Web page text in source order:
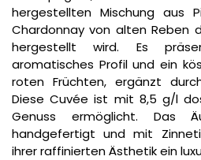
hergestellten Mischung aus
Chardonnay von alten Reben
hergestellt wird. Es
aromatisches Profil und ein
roten Früchten, ergänzt
Diese Cuvée ist mit 8,5 g/l
Genuss ermöglicht. Das
handgefertigt und mit
ihrer raffinierten Ästhetik ein